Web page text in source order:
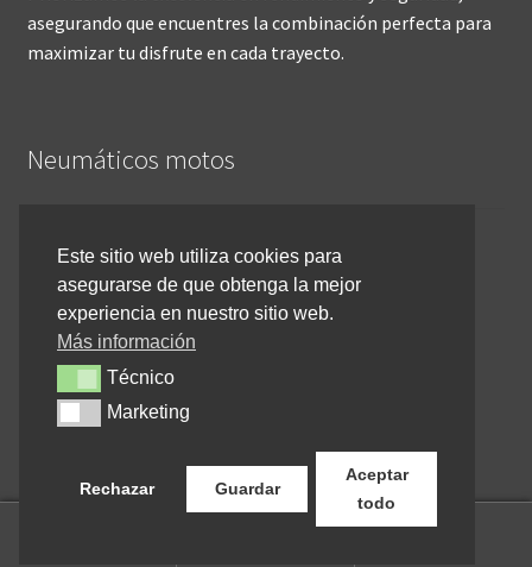
asegurando que encuentres la combinación perfecta para
maximizar tu disfrute en cada trayecto.
Neumáticos motos
Inicio
Cómo comprar online
Devoluciones y reembolsos
Cancelar pedido
Contacto
Este sitio web utiliza cookies para
asegurarse de que obtenga la mejor
experiencia en nuestro sitio web.
Más información
TécnicoTécnico
MarketingMarketing
Rechazar Guardar
Aceptar
todo